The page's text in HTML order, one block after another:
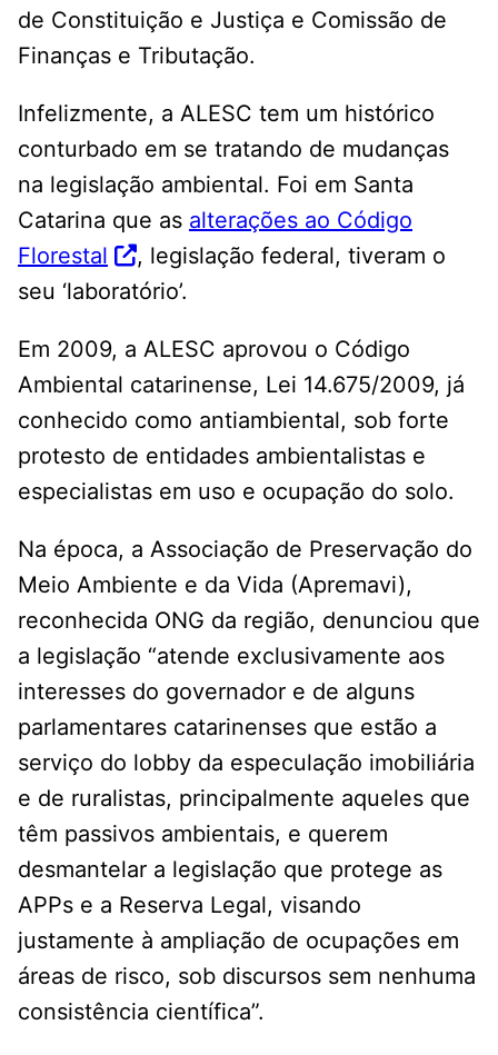
de Constituição e Justiça e Comissão de
Finanças e Tributação.
Infelizmente, a ALESC tem um histórico
conturbado em se tratando de mudanças
na legislação ambiental. Foi em Santa
Catarina que as alterações ao Código
Florestal
, legislação federal, tiveram o
seu ‘laboratório’.
Em 2009, a ALESC aprovou o Código
Ambiental catarinense, Lei 14.675/2009, já
conhecido como antiambiental, sob forte
protesto de entidades ambientalistas e
especialistas em uso e ocupação do solo.
Na época, a Associação de Preservação do
Meio Ambiente e da Vida (Apremavi),
reconhecida ONG da região, denunciou que
a legislação “atende exclusivamente aos
interesses do governador e de alguns
parlamentares catarinenses que estão a
serviço do lobby da especulação imobiliária
e de ruralistas, principalmente aqueles que
têm passivos ambientais, e querem
desmantelar a legislação que protege as
APPs e a Reserva Legal, visando
justamente à ampliação de ocupações em
áreas de risco, sob discursos sem nenhuma
consistência científica”.